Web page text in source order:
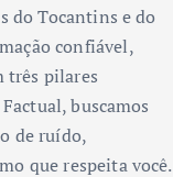
do Tocantins e do
confiável,
três pilares
buscamos
de ruído,
que respeita você.